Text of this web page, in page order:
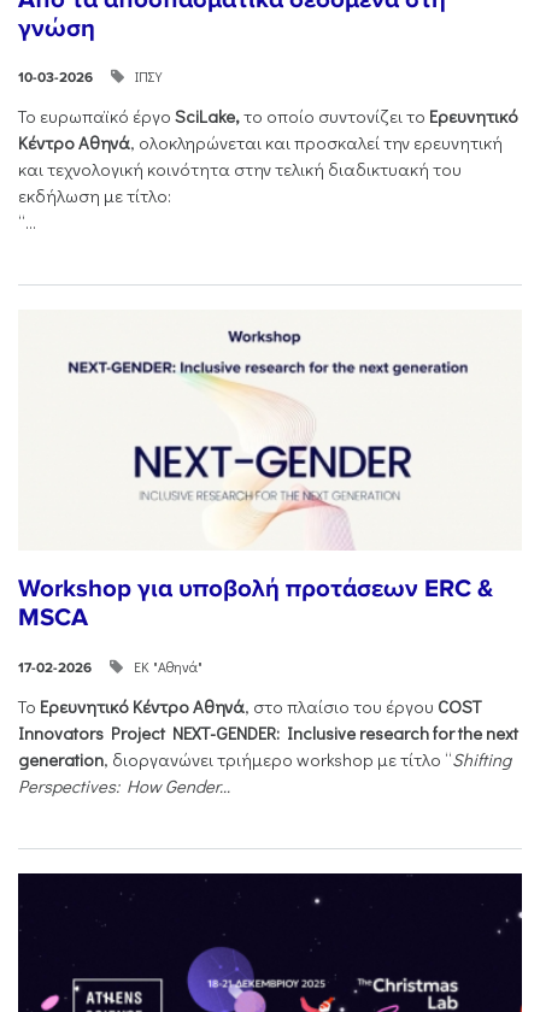
γνώση
10-03-2026 ΙΠΣΥ
Το ευρωπαϊκό έργο SciLake,το οποίο συντονίζει το Ερευνητικό
Κέντρο Αθηνά, ολοκληρώνεται και προσκαλεί την ερευνητική
και τεχνολογική κοινότητα στην τελική διαδικτυακή του
εκδήλωση με τίτλο:
“...
Workshop για υποβολή προτάσεων ERC &
MSCA
17-02-2026 ΕΚ "Αθηνά"
Το Ερευνητικό Κέντρο Αθηνά, στο πλαίσιο του έργου COST
Innovators Project NEXT-GENDER: Inclusive research for the next
generation, διοργανώνει τριήμερο workshop με τίτλο “Shifting
Perspectives: How Gender...